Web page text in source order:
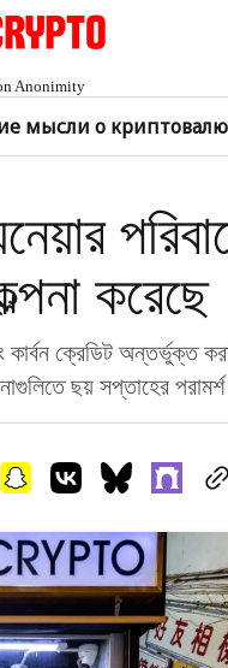
Anonimity
мысли о
করেছে
ক্রেডিট অন্তর্ভুক্ত
ছয় সপ্তাহের পরামর্শ